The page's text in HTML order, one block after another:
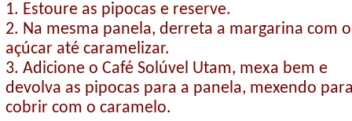
1. Estoure as pipocas e reserve.
2. Na mesma panela, derreta a margarina com o
açúcar até caramelizar.
3. Adicione o Café Solúvel Utam, mexa bem e
devolva as pipocas para a panela, mexendo
cobrir com o caramelo.